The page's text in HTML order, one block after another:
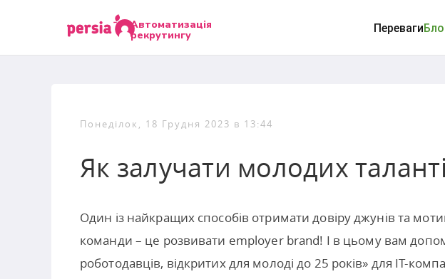
Автоматизація
рекрутингу
Переваги
Понеділок, 18 Грудня 2023 в 13:44
Як залучати молодих
Один із найкращих способів отримати довіру джунів та
команди – це розвивати employer brand! І в цьому вам
роботодавців, відкритих для молоді до 25 років» для ІТ-